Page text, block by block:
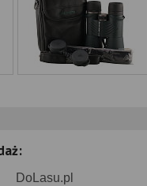
DoLasu.pl